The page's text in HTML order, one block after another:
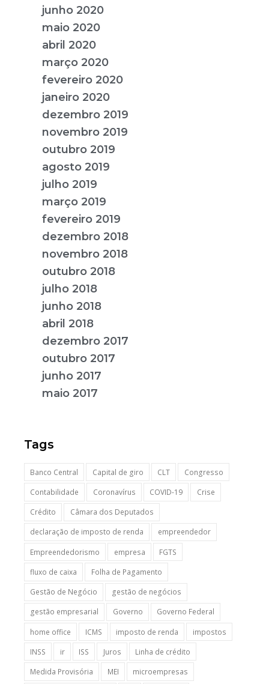
junho 2020
maio 2020
abril 2020
março 2020
fevereiro 2020
janeiro 2020
dezembro 2019
novembro 2019
outubro 2019
agosto 2019
julho 2019
março 2019
fevereiro 2019
dezembro 2018
novembro 2018
outubro 2018
julho 2018
junho 2018
abril 2018
dezembro 2017
outubro 2017
junho 2017
maio 2017
Tags
Banco Central Capital de giro CLT
Congresso
Contabilidade
Coronavírus COVID-19
Crise
Crédito
Câmara dos Deputados
declaração de imposto de renda
empreendedor
Empreendedorismo
empresa
FGTS
fluxo de caixa
Folha de Pagamento
Gestão de Negócio
gestão de negócios
gestão empresarial
Governo
Governo Federal
home office
ICMS imposto de renda
impostos
INSS
ir ISS Juros
Linha de crédito
Medida Provisória
MEI
microempresas